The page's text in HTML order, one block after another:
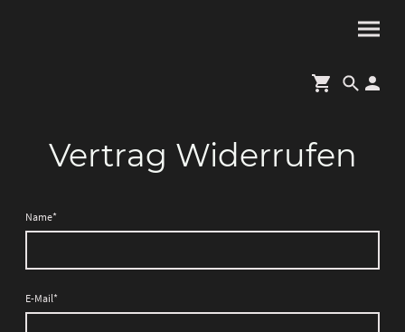
Vertrag Widerrufen
Name*
E-Mail*